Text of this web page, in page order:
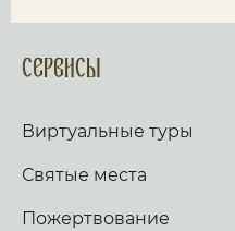
Сервисы
Виртуальные туры
Святые места
Пожертвование